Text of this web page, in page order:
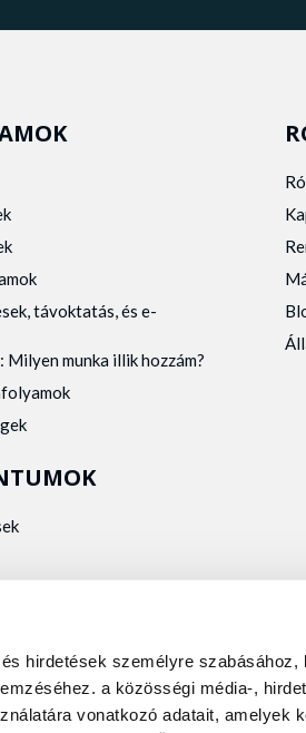
hirdetések személyre
a közösségi média-,
vonatkozó adatait, amelyek
távoktatás, és e-
Milyen munka illik hozzám?